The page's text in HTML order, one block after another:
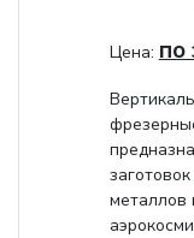
Цена: по
металлов